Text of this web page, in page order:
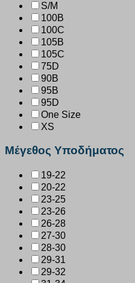
S/M
100B
100C
105B
105C
75D
90B
95B
95D
One Size
XS
Μέγεθος Υποδήματος
19-22
20-22
23-25
23-26
26-28
27-30
28-30
29-31
29-32